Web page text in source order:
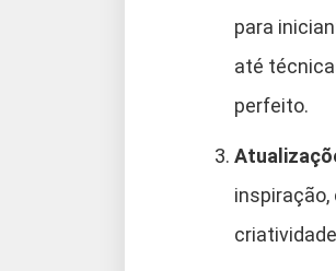
para
até
perfeito.